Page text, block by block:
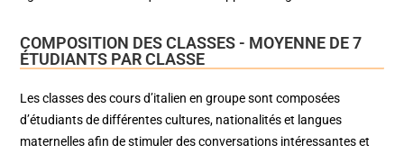
COMPOSITION DES CLASSES - MOYENNE DE 7
ÉTUDIANTS PAR CLASSE
Les classes des cours d’italien en groupe sont composées
d’étudiants de différentes cultures, nationalités et langues
maternelles afin de stimuler des conversations intéressantes et